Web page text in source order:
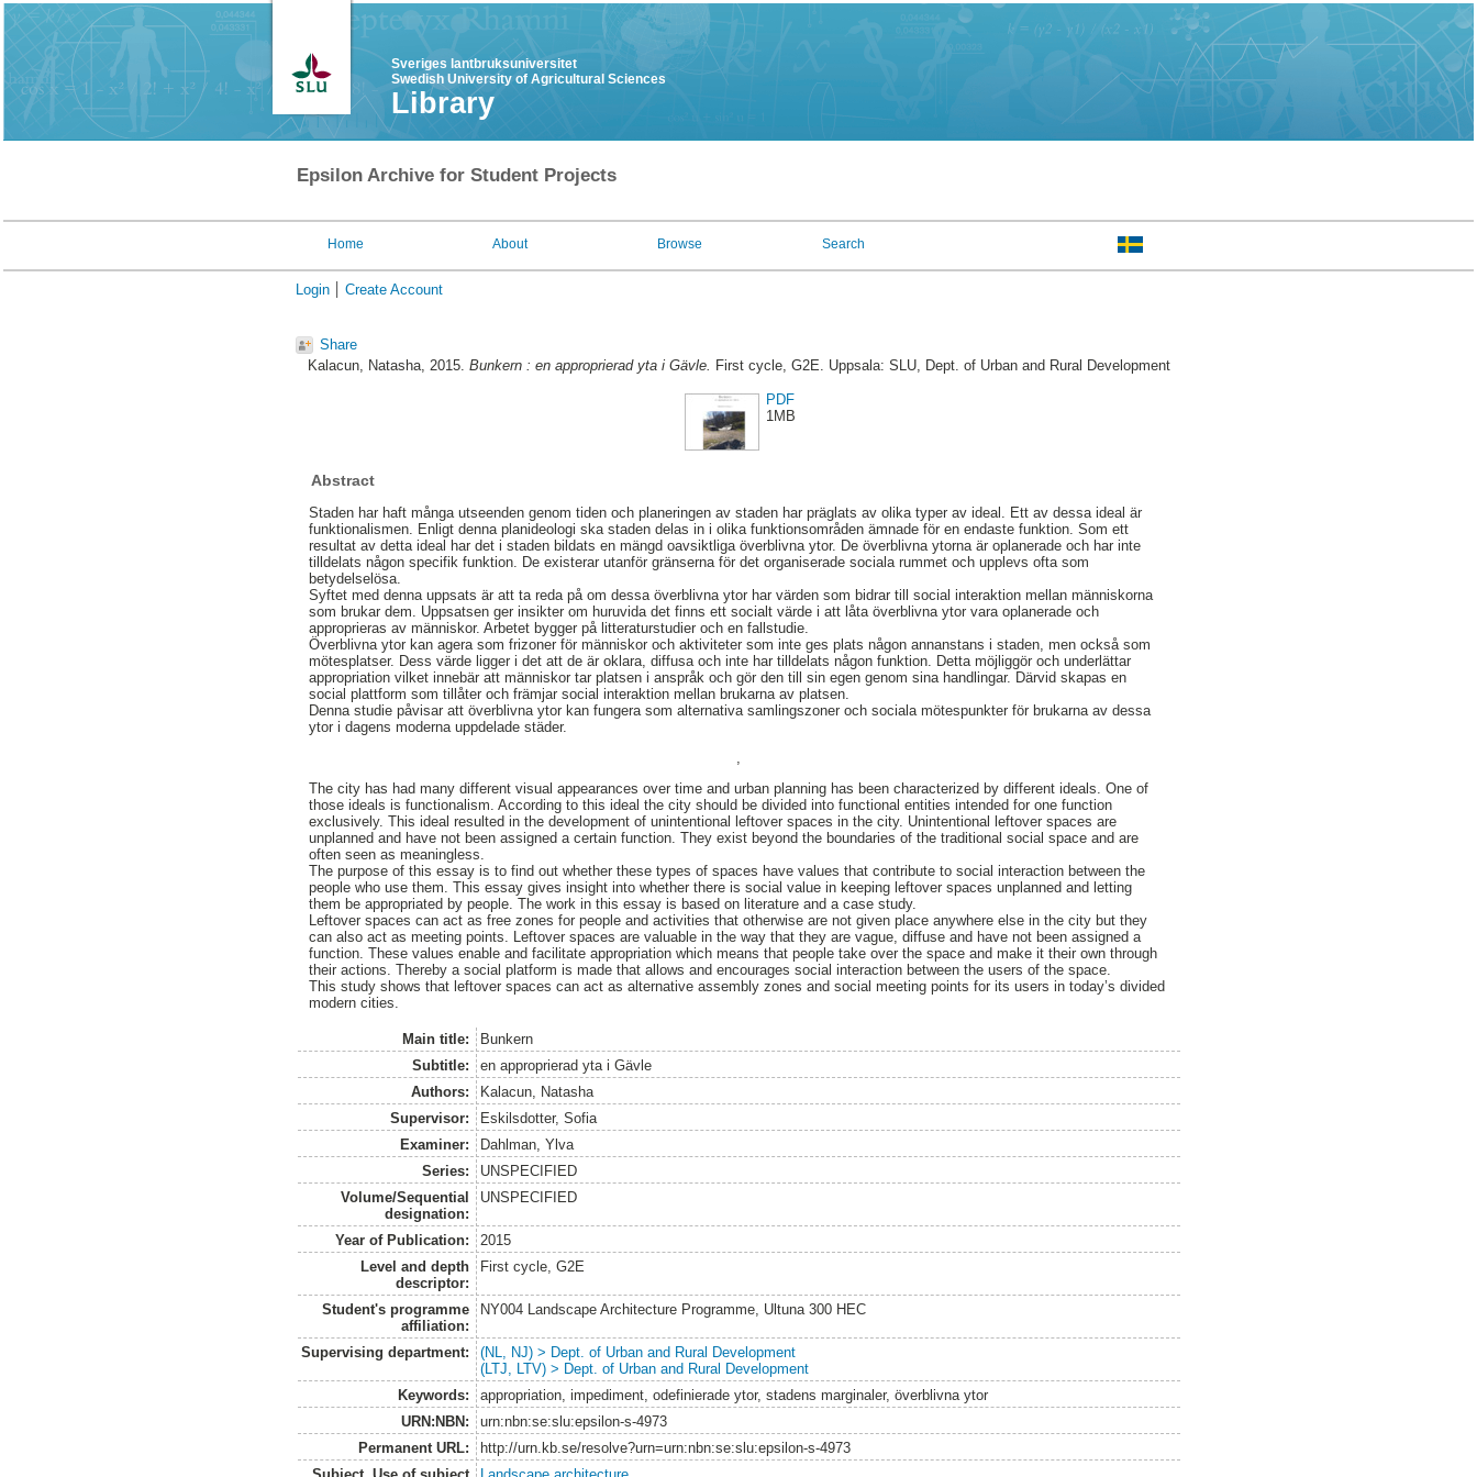
Sveriges lantbruksuniversitet
Swedish University of Agricultural Sciences
Library
Epsilon Archive for Student Projects
Home About Browse Search
Login Create Account
Share
Kalacun, Natasha, 2015. Bunkern : en approprierad yta i Gävle. First cycle, G2E. Uppsala: SLU, Dept. of Urban and Rural Development
PDF
1MB
Abstract
Staden har haft många utseenden genom tiden och planeringen av staden har präglats av olika typer av ideal. Ett av dessa ideal är
funktionalismen. Enligt denna planideologi ska staden delas in i olika funktionsområden ämnade för en endaste funktion. Som ett
resultat av detta ideal har det i staden bildats en mängd oavsiktliga överblivna ytor. De överblivna ytorna är oplanerade och har inte
tilldelats någon specifik funktion. De existerar utanför gränserna för det organiserade sociala rummet och upplevs ofta som
betydelselösa.
Syftet med denna uppsats är att ta reda på om dessa överblivna ytor har värden som bidrar till social interaktion mellan människorna
som brukar dem. Uppsatsen ger insikter om huruvida det finns ett socialt värde i att låta överblivna ytor vara oplanerade och
approprieras av människor. Arbetet bygger på litteraturstudier och en fallstudie.
Överblivna ytor kan agera som frizoner för människor och aktiviteter som inte ges plats någon annanstans i staden, men också som
mötesplatser. Dess värde ligger i det att de är oklara, diffusa och inte har tilldelats någon funktion. Detta möjliggör och underlättar
appropriation vilket innebär att människor tar platsen i anspråk och gör den till sin egen genom sina handlingar. Därvid skapas en
social plattform som tillåter och främjar social interaktion mellan brukarna av platsen.
Denna studie påvisar att överblivna ytor kan fungera som alternativa samlingszoner och sociala mötespunkter för brukarna av dessa
ytor i dagens moderna uppdelade städer.
The city has had many different visual appearances over time and urban planning has been characterized by different ideals. One of
those ideals is functionalism. According to this ideal the city should be divided into functional entities intended for one function
exclusively. This ideal resulted in the development of unintentional leftover spaces in the city. Unintentional leftover spaces are
unplanned and have not been assigned a certain function. They exist beyond the boundaries of the traditional social space and are
often seen as meaningless.
The purpose of this essay is to find out whether these types of spaces have values that contribute to social interaction between the
people who use them. This essay gives insight into whether there is social value in keeping leftover spaces unplanned and letting
them be appropriated by people. The work in this essay is based on literature and a case study.
Leftover spaces can act as free zones for people and activities that otherwise are not given place anywhere else in the city but they
can also act as meeting points. Leftover spaces are valuable in the way that they are vague, diffuse and have not been assigned a
function. These values enable and facilitate appropriation which means that people take over the space and make it their own through
their actions. Thereby a social platform is made that allows and encourages social interaction between the users of the space.
This study shows that leftover spaces can act as alternative assembly zones and social meeting points for its users in today’s divided
modern cities.
Main title:
Bunkern
Subtitle:
en approprierad yta i Gävle
Authors:
Kalacun, Natasha
Supervisor:
Eskilsdotter, Sofia
Examiner:
Dahlman, Ylva
Series:
UNSPECIFIED
Volume/Sequential
designation:
UNSPECIFIED
Year of Publication:
2015
Level and depth
descriptor:
First cycle, G2E
Student's programme
affiliation:
NY004 Landscape Architecture Programme, Ultuna 300 HEC
Supervising department:
(NL, NJ) > Dept. of Urban and Rural Development
(LTJ, LTV) > Dept. of Urban and Rural Development
Keywords:
appropriation, impediment, odefinierade ytor, stadens marginaler, överblivna ytor
URN:NBN:
urn:nbn:se:slu:epsilon-s-4973
Permanent URL:
http://urn.kb.se/resolve?urn=urn:nbn:se:slu:epsilon-s-4973